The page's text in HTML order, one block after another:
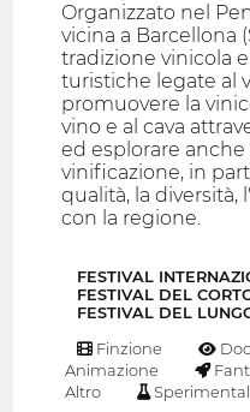
Organizzato nel
vicina a Barcellona
tradizione vinicola
turistiche legate al
promuovere la
vino e al cava
ed esplorare
vinificazione, in
qualità, la
con la regione.
FESTIVAL
FESTIVAL DEL
FESTIVAL DEL
Finzione
Animazione
Altro